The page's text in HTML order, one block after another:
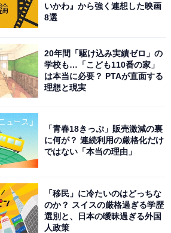
パーアイテムで華やかに
いかわ』から強く連想した映画
8選
20年間「駆け込み実績ゼロ」の
学校も…「こども110番の家」
は本当に必要？ PTAが直面する
理想と現実
「青春18きっぷ」販売激減の裏
に何が？ 連続利用の厳格化だけ
ではない「本当の理由」
「移民」に冷たいのはどっちな
のか？ スイスの厳格過ぎる学歴
選別と、日本の曖昧過ぎる外国
人政策